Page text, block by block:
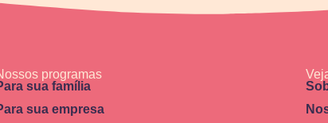
programas
sua família
sua empresa